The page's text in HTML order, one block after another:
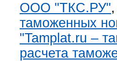
ООО "ТКС.РУ"
таможенных
"Tamplat.ru –
расчета